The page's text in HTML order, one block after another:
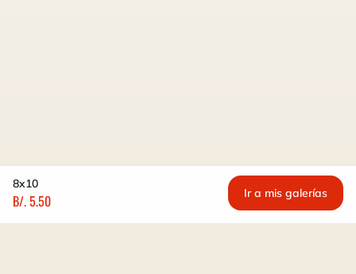
8x10
B/. 5.50 Ir a mis galerías